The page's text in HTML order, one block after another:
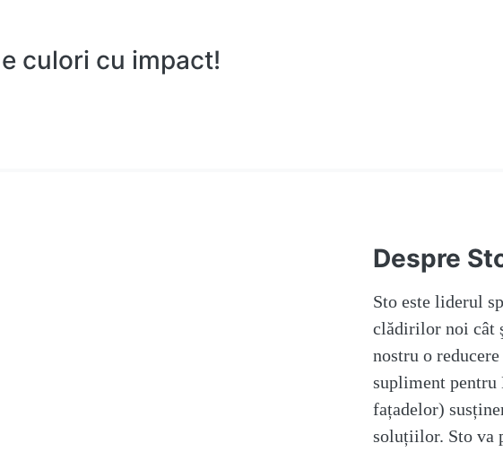
culori cu impact!
Despre
Sto este liderul
clădirilor noi cât
nostru o
supliment pentru
fațadelor)
soluțiilor. Sto va